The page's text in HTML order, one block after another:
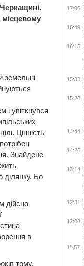
місцевому
земельні
увіткнувся
Цінність
Знайдене
ділянку. Бо
дійсно
в
тому.
17:06
16:49
16:15
15:33
15:20
14:44
14:26
13:14
12:31
12:08
11:57